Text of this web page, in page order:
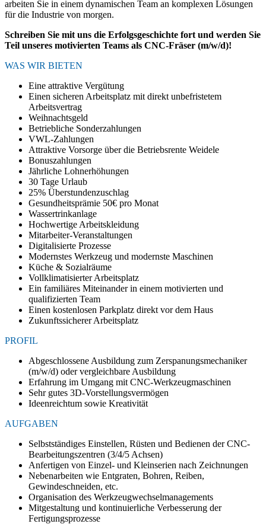
arbeiten Sie in einem dynamischen Team an komplexen Lösungen
für die Industrie von morgen.
Schreiben Sie mit uns die Erfolgsgeschichte fort und werden Sie
Teil unseres motivierten Teams als CNC-Fräser (m/w/d)!
WAS WIR BIETEN
Eine attraktive Vergütung
Einen sicheren Arbeitsplatz mit direkt unbefristetem
Arbeitsvertrag
Weihnachtsgeld
Betriebliche Sonderzahlungen
VWL-Zahlungen
Attraktive Vorsorge über die Betriebsrente Weidele
Bonuszahlungen
Jährliche Lohnerhöhungen
30 Tage Urlaub
25% Überstundenzuschlag
Gesundheitsprämie 50€ pro Monat
Wassertrinkanlage
Hochwertige Arbeitskleidung
Mitarbeiter-Veranstaltungen
Digitalisierte Prozesse
Modernstes Werkzeug und modernste Maschinen
Küche & Sozialräume
Vollklimatisierter Arbeitsplatz
Ein familiäres Miteinander in einem motivierten und
qualifizierten Team
Einen kostenlosen Parkplatz direkt vor dem Haus
Zukunftssicherer Arbeitsplatz
PROFIL
Abgeschlossene Ausbildung zum Zerspanungsmechaniker
(m/w/d) oder vergleichbare Ausbildung
Erfahrung im Umgang mit CNC-Werkzeugmaschinen
Sehr gutes 3D-Vorstellungsvermögen
Ideenreichtum sowie Kreativität
AUFGABEN
Selbstständiges Einstellen, Rüsten und Bedienen der CNC-
Bearbeitungszentren (3/4/5 Achsen)
Anfertigen von Einzel- und Kleinserien nach Zeichnungen
Nebenarbeiten wie Entgraten, Bohren, Reiben,
Gewindeschneiden, etc.
Organisation des Werkzeugwechselmanagements
Mitgestaltung und kontinuierliche Verbesserung der
Fertigungsprozesse